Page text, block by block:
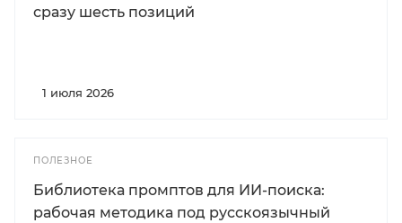
сразу шесть позиций
1 июля 2026
ПОЛЕЗНОЕ
Библиотека промптов для ИИ-поиска:
рабочая методика под русскоязычный